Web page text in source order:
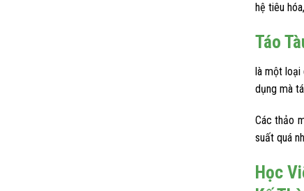
hệ tiêu
Táo
là một loại
dụng mà
Các thảo
suất quá
Học